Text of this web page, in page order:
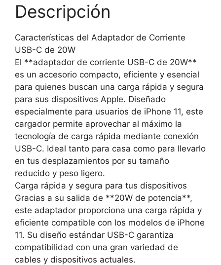
Descripción
Características del Adaptador de Corriente
USB-C de 20W
El **adaptador de corriente USB-C de 20W**
es un accesorio compacto, eficiente y esencial
para quienes buscan una carga rápida y segura
para sus dispositivos Apple. Diseñado
especialmente para usuarios de iPhone 11, este
cargador permite aprovechar al máximo la
tecnología de carga rápida mediante conexión
USB-C. Ideal tanto para casa como para llevarlo
en tus desplazamientos por su tamaño
reducido y peso ligero.
Carga rápida y segura para tus dispositivos
Gracias a su salida de **20W de potencia**,
este adaptador proporciona una carga rápida y
eficiente compatible con los modelos de iPhone
11. Su diseño estándar USB-C garantiza
compatibilidad con una gran variedad de
cables y dispositivos actuales.